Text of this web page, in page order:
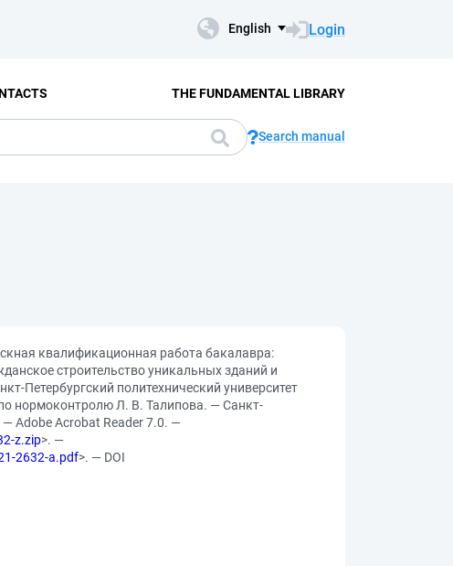
English Login
THE FUNDAMENTAL LIBRARY
Search manual
квалификационная работа бакалавра:
строительство уникальных зданий и
Петербургский политехнический университет
нормоконтролю Л. В. Талипова. — Санкт-
Adobe Acrobat Reader 7.0. —
z.zip>. —
2632-a.pdf>. — DOI